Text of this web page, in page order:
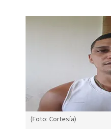
(Foto: Cortesía)